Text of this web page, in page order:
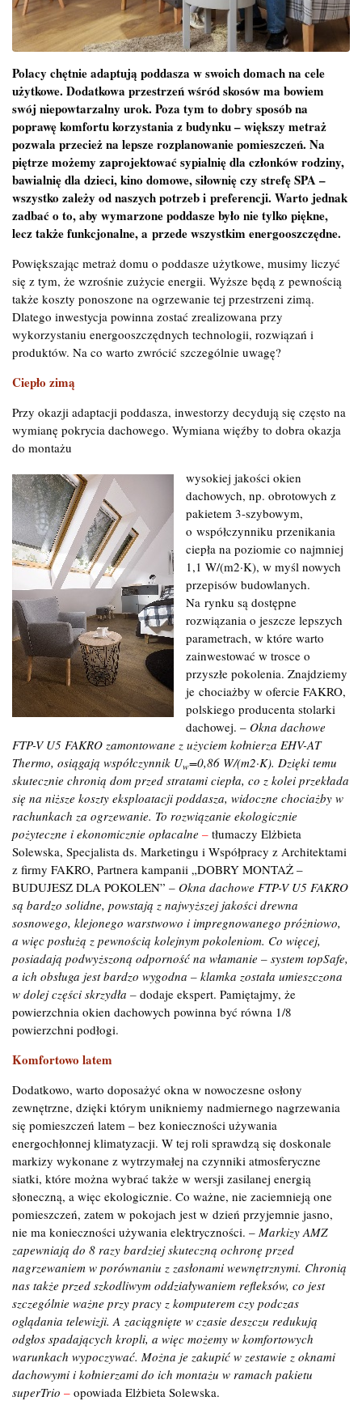
Polacy chętnie adaptują poddasza w swoich domach na cele
użytkowe. Dodatkowa przestrzeń wśród skosów ma bowiem
swój niepowtarzalny urok. Poza tym to dobry sposób na
poprawę komfortu korzystania z budynku – większy metraż
pozwala przecież na lepsze rozplanowanie pomieszczeń. Na
piętrze możemy zaprojektować sypialnię dla członków rodziny,
bawialnię dla dzieci, kino domowe, siłownię czy strefę SPA –
wszystko zależy od naszych potrzeb i preferencji. Warto jednak
zadbać o to, aby wymarzone poddasze było nie tylko piękne,
lecz także funkcjonalne, a przede wszystkim energooszczędne.
Powiększając metraż domu o poddasze użytkowe, musimy liczyć
się z tym, że wzrośnie zużycie energii. Wyższe będą z pewnością
także koszty ponoszone na ogrzewanie tej przestrzeni zimą.
Dlatego inwestycja powinna zostać zrealizowana przy
wykorzystaniu energooszczędnych technologii, rozwiązań i
produktów. Na co warto zwrócić szczególnie uwagę?
Ciepło zimą
Przy okazji adaptacji poddasza, inwestorzy decydują się często na
wymianę pokrycia dachowego. Wymiana więźby to dobra okazja
do montażu
wysokiej jakości okien
dachowych, np. obrotowych z
pakietem 3-szybowym,
o współczynniku przenikania
ciepła na poziomie co najmniej
1,1 W/(m2·K), w myśl nowych
przepisów budowlanych.
Na rynku są dostępne
rozwiązania o jeszcze lepszych
parametrach, w które warto
zainwestować w trosce o
przyszłe pokolenia. Znajdziemy
je chociażby w ofercie FAKRO,
polskiego producenta stolarki
dachowej. – Okna dachowe
FTP-V U5 FAKRO zamontowane z użyciem kołnierza EHV-AT
Thermo, osiągają współczynnik Uw=0,86 W/(m2·K). Dzięki temu
skutecznie chronią dom przed stratami ciepła, co z kolei przekłada
się na niższe koszty eksploatacji poddasza, widoczne chociażby w
rachunkach za ogrzewanie. To rozwiązanie ekologicznie
pożyteczne i ekonomicznie opłacalne – tłumaczy Elżbieta
Solewska, Specjalista ds. Marketingu i Współpracy z Architektami
z firmy FAKRO, Partnera kampanii „DOBRY MONTAŻ –
BUDUJESZ DLA POKOLEN” ­ – Okna dachowe FTP-V U5 FAKRO
są bardzo solidne, powstają z najwyższej jakości drewna
sosnowego, klejonego warstwowo i impregnowanego próżniowo,
a więc posłużą z pewnością kolejnym pokoleniom. Co więcej,
posiadają podwyższoną odporność na włamanie – system topSafe,
a ich obsługa jest bardzo wygodna – klamka została umieszczona
w dolej części skrzydła – dodaje ekspert. Pamiętajmy, że
powierzchnia okien dachowych powinna być równa 1/8
powierzchni podłogi.
Komfortowo latem
Dodatkowo, warto doposażyć okna w nowoczesne osłony
zewnętrzne, dzięki którym unikniemy nadmiernego nagrzewania
się pomieszczeń latem – bez konieczności używania
energochłonnej klimatyzacji. W tej roli sprawdzą się doskonale
markizy wykonane z wytrzymałej na czynniki atmosferyczne
siatki, które można wybrać także w wersji zasilanej energią
słoneczną, a więc ekologicznie. Co ważne, nie zaciemnieją one
pomieszczeń, zatem w pokojach jest w dzień przyjemnie jasno,
nie ma konieczności używania elektryczności. – Markizy AMZ
zapewniają do 8 razy bardziej skuteczną ochronę przed
nagrzewaniem w porównaniu z zasłonami wewnętrznymi. Chronią
nas także przed szkodliwym oddziaływaniem refleksów, co jest
szczególnie ważne przy pracy z komputerem czy podczas
oglądania telewizji. A zaciągnięte w czasie deszczu redukują
odgłos spadających kropli, a więc możemy w komfortowych
warunkach wypoczywać. Można je zakupić w zestawie z oknami
dachowymi i kołnierzami do ich montażu w ramach pakietu
superTrio – opowiada Elżbieta Solewska.